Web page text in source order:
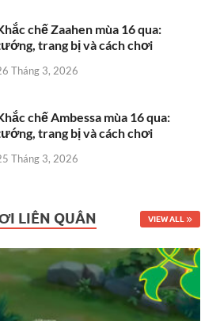
chế Zaahen mùa 16 qua:
trang bị và cách chơi
Tháng 3, 2026
chế Ambessa mùa 16 qua:
trang bị và cách chơi
Tháng 3, 2026
LIÊN QUÂN VIEW ALL